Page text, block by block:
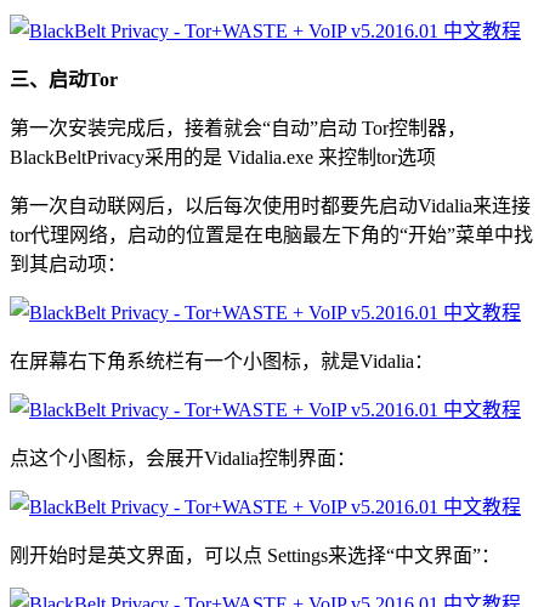
三、启动Tor
第一次安装完成后，接着就会“自动”启动 Tor控制器，
BlackBeltPrivacy采用的是 Vidalia.exe 来控制tor选项
第一次自动联网后，以后每次使用时都要先启动Vidalia来连接
tor代理网络，启动的位置是在电脑最左下角的“开始”菜单中找
到其启动项：
在屏幕右下角系统栏有一个小图标，就是Vidalia：
点这个小图标，会展开Vidalia控制界面：
刚开始时是英文界面，可以点 Settings来选择“中文界面”：